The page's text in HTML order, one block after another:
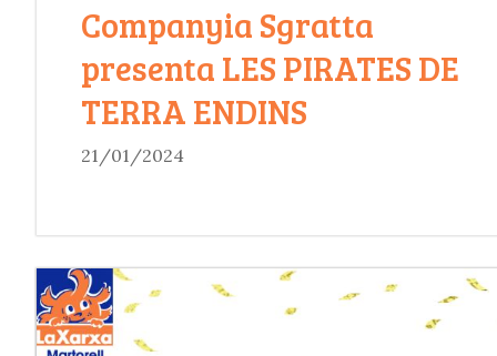
Companyia Sgratta
presenta LES PIRATES DE
TERRA ENDINS
21/01/2024